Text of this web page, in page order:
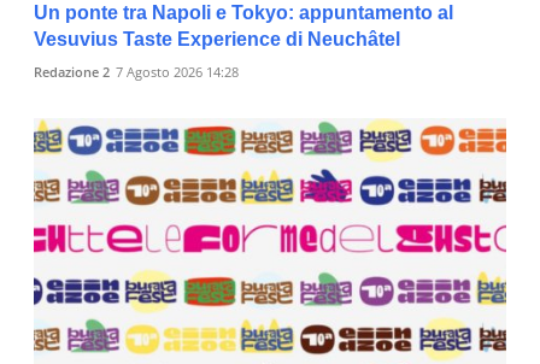
Un ponte tra Napoli e Tokyo: appuntamento al
Vesuvius Taste Experience di Neuchâtel
Redazione 2 7 Agosto 2026 14:28